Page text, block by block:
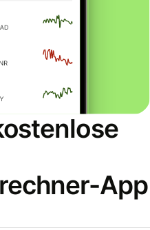
App